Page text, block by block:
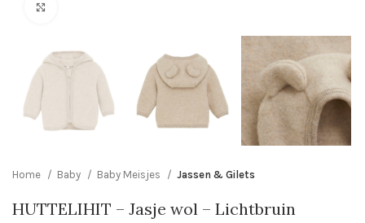
Home Baby Baby Meisjes Jassen & Gilets
HUTTELIHIT – Jasje wol – Lichtbruin